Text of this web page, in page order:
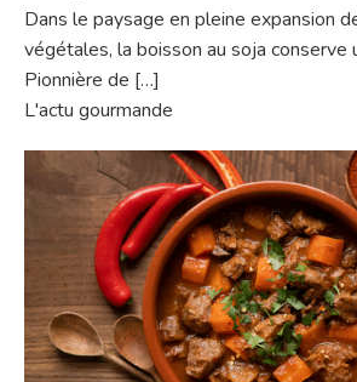
Dans le paysage en pleine expansion
végétales, la boisson au soja conserve
Pionnière de […]
L'actu gourmande